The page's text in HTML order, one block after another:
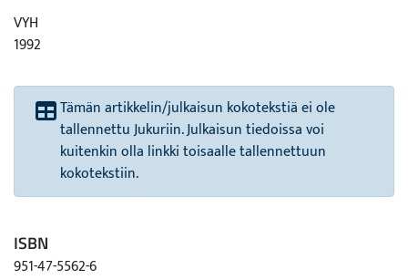
VYH
1992
Tämän artikkelin/julkaisun kokotekstiä ei ole
tallennettu Jukuriin. Julkaisun tiedoissa voi
kuitenkin olla linkki toisaalle tallennettuun
kokotekstiin.
ISBN
951-47-5562-6